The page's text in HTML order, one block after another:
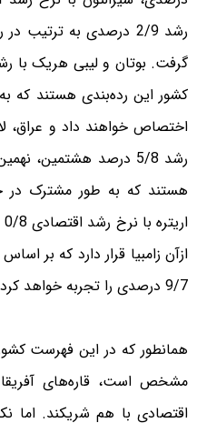
رشد 2/9 درصدی به
کشور این رده‌بندی هستند که
اختصاص خواهند داد و عراق،
رشد 5/8 درصد هشتمین،
هستند که به طور مشترک در
ازآن زامبیا قرار دارد که بر
9/7 درصدی را تجربه خواهد کرد.
همانطور که در این فهرست
مشخص است، قاره‌های
اقتصادی با هم شریکند. اما